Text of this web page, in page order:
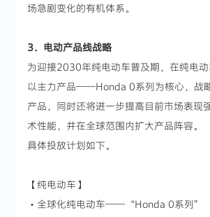
场急剧变化的有机体系。
3．电动产品线战略
为迎接2030年纯电动车普及期，在纯电
以主力产品——Honda 0系列为核心，战
产品，同时还将进一步提高目前市场表现
术性能，并在全球范围内扩大产品阵容。
具体投放计划如下。
【纯电动车】
・全球化纯电动车——“Honda 0系列”